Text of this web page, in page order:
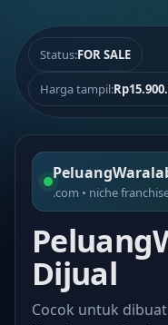
Status:FOR SALE
Harga tampil:
.com • niche
Dijual
Cocok untuk dibuat